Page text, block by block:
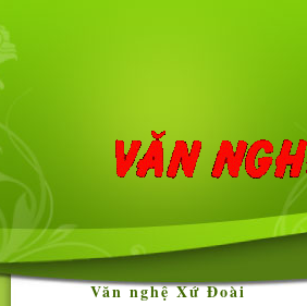
Văn nghệ Xứ Đoài